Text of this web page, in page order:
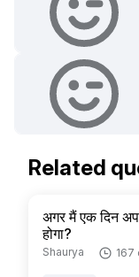
Related
अगर मैं एक दिन
होगा?
Shaurya 167